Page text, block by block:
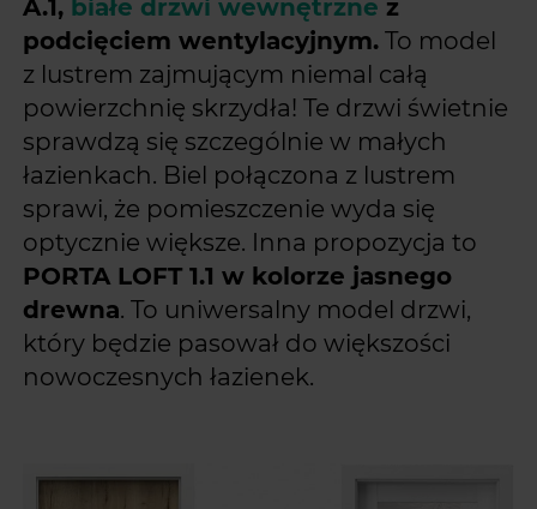
A.1, białe drzwi wewnętrzne z
podcięciem wentylacyjnym. To model
z lustrem zajmującym niemal całą
powierzchnię skrzydła! Te drzwi świetnie
sprawdzą się szczególnie w małych
łazienkach. Biel połączona z lustrem
sprawi, że pomieszczenie wyda się
optycznie większe. Inna propozycja to
PORTA LOFT 1.1 w kolorze jasnego
drewna. To uniwersalny model drzwi,
który będzie pasował do większości
nowoczesnych łazienek.